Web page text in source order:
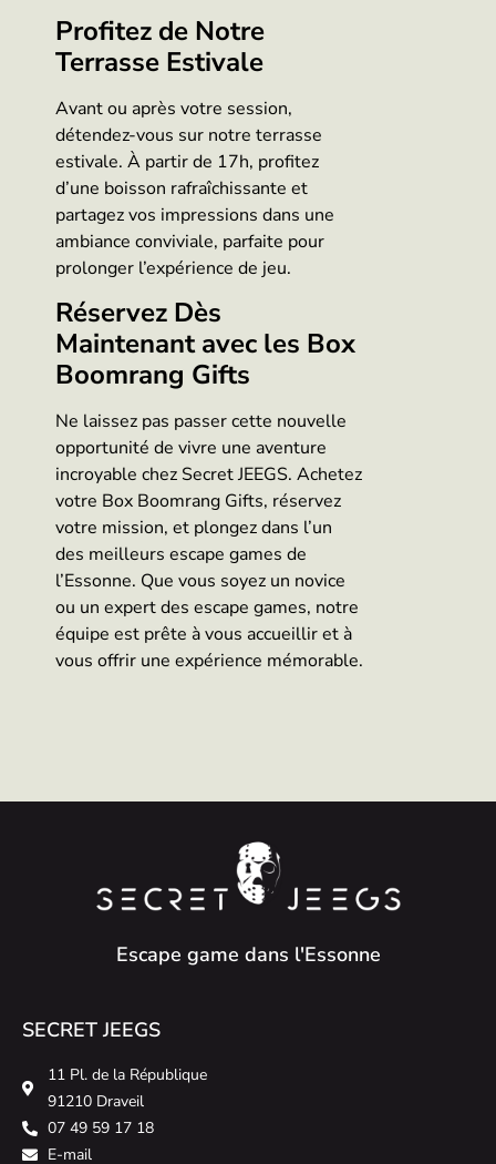
Profitez de Notre
Terrasse Estivale
Avant ou après votre session,
détendez-vous sur notre terrasse
estivale. À partir de 17h, profitez
d’une boisson rafraîchissante et
partagez vos impressions dans une
ambiance conviviale, parfaite pour
prolonger l’expérience de jeu.
Réservez Dès
Maintenant avec les Box
Boomrang Gifts
Ne laissez pas passer cette nouvelle
opportunité de vivre une aventure
incroyable chez Secret JEEGS. Achetez
votre Box Boomrang Gifts, réservez
votre mission, et plongez dans l’un
des meilleurs escape games de
l’Essonne. Que vous soyez un novice
ou un expert des escape games, notre
équipe est prête à vous accueillir et à
vous offrir une expérience mémorable.
Escape game dans l'Essonne
SECRET JEEGS
11 Pl. de la République
91210 Draveil
07 49 59 17 18
E-mail